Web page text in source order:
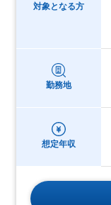
対象となる方
勤務地
想定年収